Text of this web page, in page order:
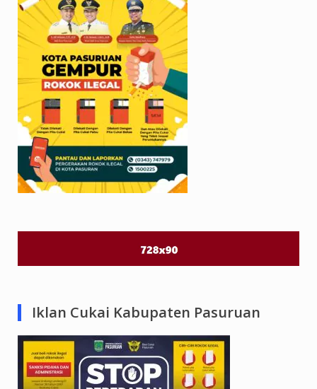
Iklan Cukai Kabupaten Pasuruan